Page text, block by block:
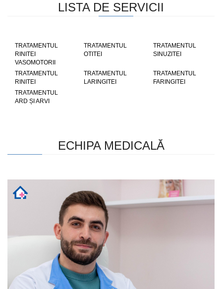
LISTA DE SERVICII
TRATAMENTUL
RINITEI
VASOMOTORII
TRATAMENTUL
OTITEI
TRATAMENTUL
SINUZITEI
TRATAMENTUL
RINITEI
TRATAMENTUL
LARINGITEI
TRATAMENTUL
FARINGITEI
TRATAMENTUL
ARD ȘI ARVI
ECHIPA MEDICALĂ